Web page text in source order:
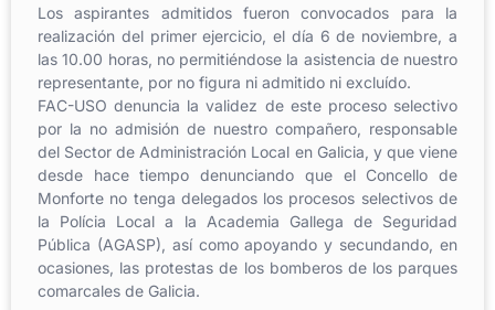
Los aspirantes admitidos fueron convocados para la
realización del primer ejercicio, el día 6 de noviembre, a
las 10.00 horas, no permitiéndose la asistencia de nuestro
representante, por no figura ni admitido ni excluído.
FAC-USO denuncia la validez de este proceso selectivo
por la no admisión de nuestro compañero, responsable
del Sector de Administración Local en Galicia, y que viene
desde hace tiempo denunciando que el Concello de
Monforte no tenga delegados los procesos selectivos de
la Polícia Local a la Academia Gallega de Seguridad
Pública (AGASP), así como apoyando y secundando, en
ocasiones, las protestas de los bomberos de los parques
comarcales de Galicia.